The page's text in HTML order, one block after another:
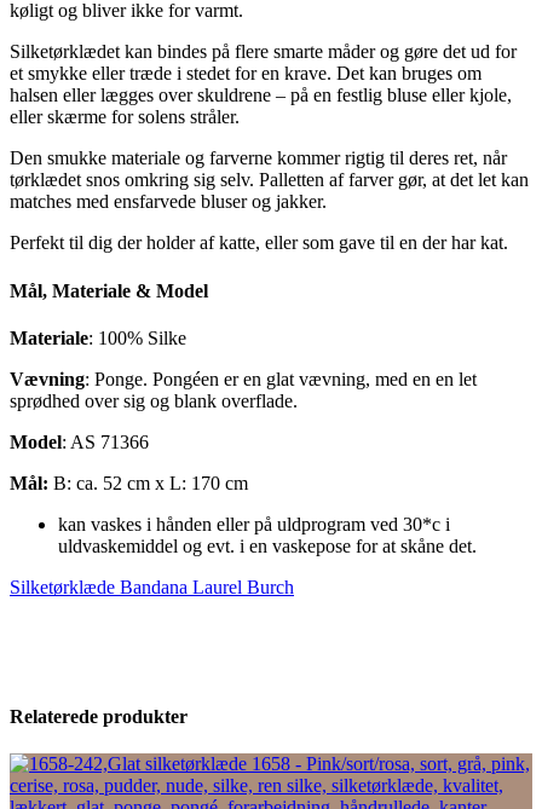
køligt og bliver ikke for varmt.
Silketørklædet kan bindes på flere smarte måder og gøre det ud for
et smykke eller træde i stedet for en krave. Det kan bruges om
halsen eller lægges over skuldrene – på en festlig bluse eller kjole,
eller skærme for solens stråler.
Den smukke materiale og farverne kommer rigtig til deres ret, når
tørklædet snos omkring sig selv. Palletten af farver gør, at det let kan
matches med ensfarvede bluser og jakker.
Perfekt til dig der holder af katte, eller som gave til en der har kat.
Mål, Materiale & Model
Materiale: 100% Silke
Vævning: Ponge. Pongéen er en glat vævning, med en en let
sprødhed over sig og blank overflade.
Model: AS 71366
Mål: B: ca. 52 cm x L: 170 cm
kan vaskes i hånden eller på uldprogram ved 30*c i
uldvaskemiddel og evt. i en vaskepose for at skåne det.
Silketørklæde Bandana Laurel Burch
Relaterede produkter